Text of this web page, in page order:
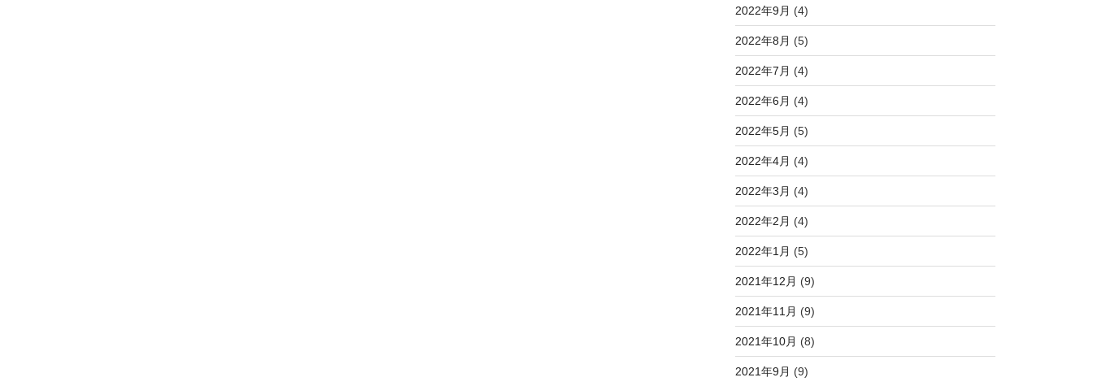
2022年9月 (4)
2022年8月 (5)
2022年7月 (4)
2022年6月 (4)
2022年5月 (5)
2022年4月 (4)
2022年3月 (4)
2022年2月 (4)
2022年1月 (5)
2021年12月 (9)
2021年11月 (9)
2021年10月 (8)
2021年9月 (9)